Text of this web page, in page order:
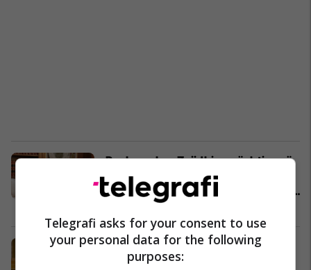
Pavlopoulos: Zgjidhja e çështjes së
emrit dhe ndryshimet kushtetuese
parakushte për anëtarësim të IRJM-
së në BE dhe NATO
Maqedonia e Veriut
Mitsotakis kërkon debat në
Kuvendin grek për marrëveshjen
Telegrafi asks for your consent to use
your personal data for the following
purposes: